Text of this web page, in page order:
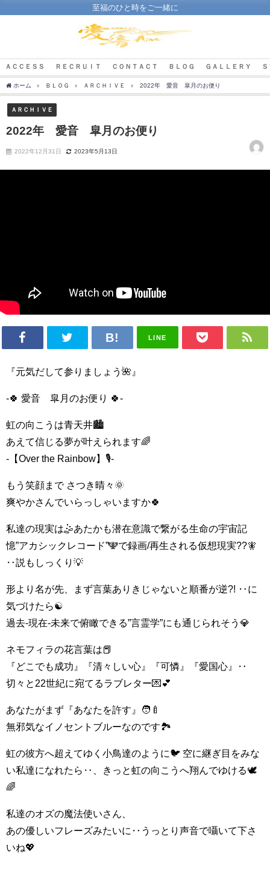
至福のひと時をご一緒に
ＡＣＣＥＳＳ ＲＥＣＲＵＩＴ ＣＯＮＴＡＣＴ ＢＬＯＧ ＧＡＬＬＥＲＹ
ホーム ＢＬＯＧ ＡＲＣＨＩＶＥ 2022年 愛音 皐月のお便り
ＡＲＣＨＩＶＥ
2022年 愛音 皐月のお便り
2022年12月31日 2023年5月13日
LINE
『元気だして参りましょう🌺』
‐🍀 愛音 皐月のお便り 🍀‐
虹の向こうは青天井🏙
あえて信じる夢が叶えられます🌈
‐【Over the Rainbow】🎙‐
もう笑顔まで さつき晴々🌞
爽やかさんでいらっしゃいますか🍀
私達の現実は🤹あたかも潜在意識で繋がる生命の宇宙記
憶”アカシックレコード”🕎で録画/再生される仮想現実??🧚
‥説もしっくり💡
形より名が先、まず言葉ありきじゃないと順番が逆?! ‥に
気づけたら☯
過去‐現在‐未来で俯瞰できる”言霊学”にも通じられそう💎
ネモフィラの花言葉は📕
『どこでも成功』『清々しい心』『可憐』『愛国心』‥
切々と22世紀に宛てるラブレター💌💕
あなたがまず『あなたを許す』🧑‍🍼
無邪気なイノセントブルーなのです🏞️
虹の彼方へ超えてゆく小鳥達のように🐦 空に継ぎ目をみな
い私達になれたら‥、きっと虹の向こうへ翔んでゆける🕊
🌈
私達のオズの魔法使いさん、
あの優しいフレーズみたいに‥うっとり声音で囁いて下さ
いね💖